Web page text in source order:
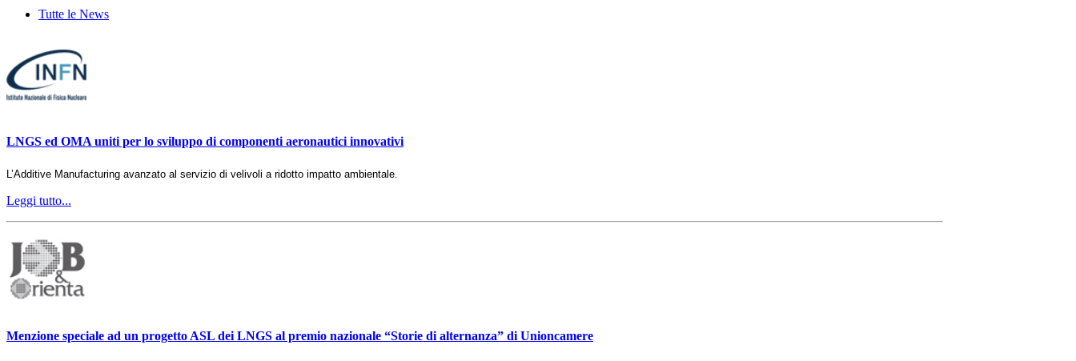
Tutte le News
LNGS ed OMA uniti per lo sviluppo di componenti aeronautici innovativi
L’Additive Manufacturing avanzato al servizio di velivoli a ridotto impatto ambientale.
Leggi tutto...
Menzione speciale ad un progetto ASL dei LNGS al premio nazionale “Storie di alternanza” di Unioncamere